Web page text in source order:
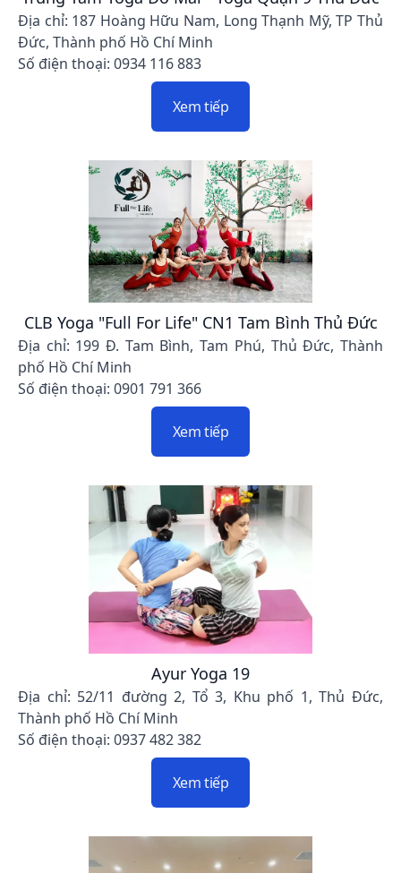
Địa chỉ: 187 Hoàng Hữu Nam, Long Thạnh Mỹ, TP Thủ
Đức, Thành phố Hồ Chí Minh
Số điện thoại: 0934 116 883
Xem tiếp
CLB Yoga "Full For Life" CN1 Tam Bình Thủ Đức
Địa chỉ: 199 Đ. Tam Bình, Tam Phú, Thủ Đức, Thành
phố Hồ Chí Minh
Số điện thoại: 0901 791 366
Xem tiếp
Ayur Yoga 19
Địa chỉ: 52/11 đường 2, Tổ 3, Khu phố 1, Thủ Đức,
Thành phố Hồ Chí Minh
Số điện thoại: 0937 482 382
Xem tiếp